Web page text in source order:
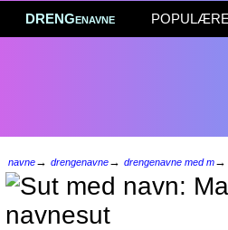
DRENGenavne POPULÆRE
navne→ drengenavne→ drengenavne med m